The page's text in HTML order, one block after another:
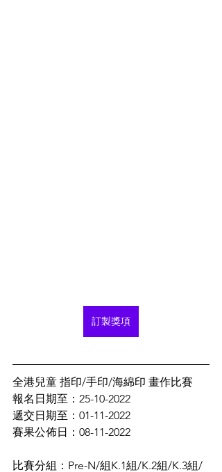
訂製獎項
全港兒童 指印/手印/海綿印 畫作比賽
報名日期至：25-10-2022
遞交日期至：01-11-2022
賽果公佈日：08-11-2022
比賽分組：Pre-N/組K.1組/K.2組/K.3組/